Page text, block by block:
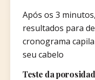
Após os 3
resultados para
cronograma
seu cabelo
Teste da